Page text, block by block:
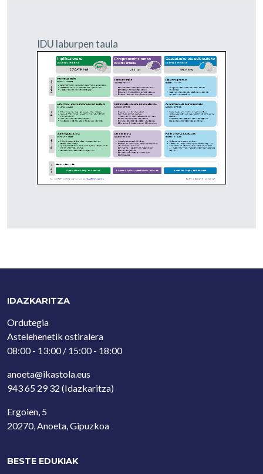
IDU laburpen taula
IDAZKARITZA
Ordutegia
Astelehenetik ostiralera
08:00 - 13:00 / 15:00 - 18:00
anoeta@ikastola.eus
943 65 29 32 (Idazkaritza)
Ergoien, 5
20270, Anoeta, Gipuzkoa
BESTE EDUKIAK